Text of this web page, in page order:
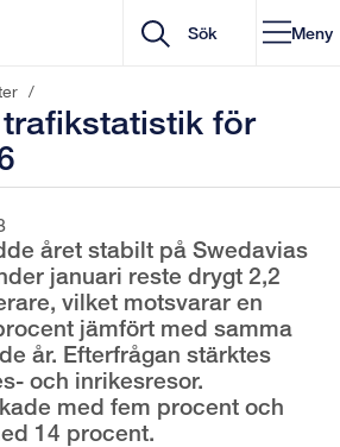
Meny
/
för
året stabilt på Swedavias
januari reste drygt 2,2
vilket motsvarar en
jämfört med samma
år. Efterfrågan stärktes
och inrikesresor.
med fem procent och
14 procent.